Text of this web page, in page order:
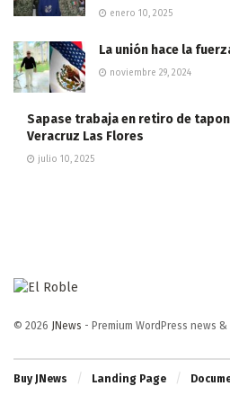
enero 10, 2025
La unión hace la
noviembre 29, 2024
Sapase trabaja en retiro de
Veracruz Las Flores
julio 10, 2025
© 2026 JNews - Premium WordPress news
Buy JNews Landing Page